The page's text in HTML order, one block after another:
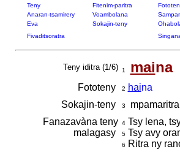
Teny Fitenim-paritra
Anaran-tsamirery
Voambolana
Eva
Sokajin-teny
Fivaditsoratra
Teny iditra (1/6) 1 maina
Fototeny 2 haina
Sokajin-teny
3
mpamaritra
Fanazavàna teny
malagasy
4Tsy lena,
5Tsy avy
6 Ritra ny